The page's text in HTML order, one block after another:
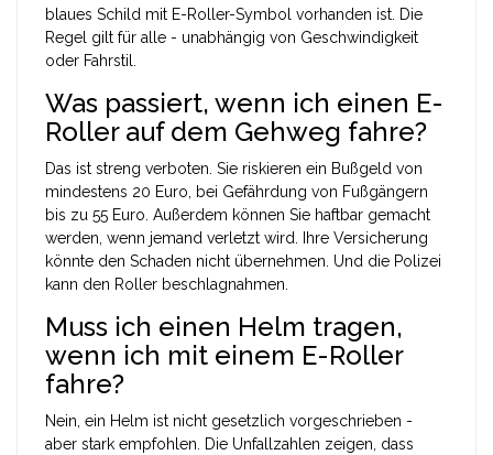
blaues Schild mit E-Roller-Symbol vorhanden ist. Die
Regel gilt für alle - unabhängig von Geschwindigkeit
oder Fahrstil.
Was passiert, wenn ich einen E-
Roller auf dem Gehweg fahre?
Das ist streng verboten. Sie riskieren ein Bußgeld von
mindestens 20 Euro, bei Gefährdung von Fußgängern
bis zu 55 Euro. Außerdem können Sie haftbar gemacht
werden, wenn jemand verletzt wird. Ihre Versicherung
könnte den Schaden nicht übernehmen. Und die Polizei
kann den Roller beschlagnahmen.
Muss ich einen Helm tragen,
wenn ich mit einem E-Roller
fahre?
Nein, ein Helm ist nicht gesetzlich vorgeschrieben -
aber stark empfohlen. Die Unfallzahlen zeigen, dass